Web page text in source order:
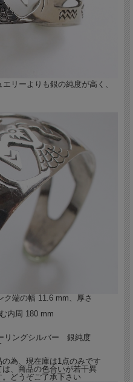
リペア跡などはなく、丁寧に愛用され
常にコンディションの良いビンテージ
リーよりも銀の純度が高く、
ク端の幅 11.6 mm、厚さ
内周 180 mm
リングシルバー 銀純度
為、現在庫は1点のみです
、商品の色合いが若干異
どうぞご了承下さい